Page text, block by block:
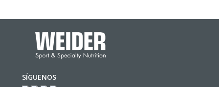
SÍGUENOS